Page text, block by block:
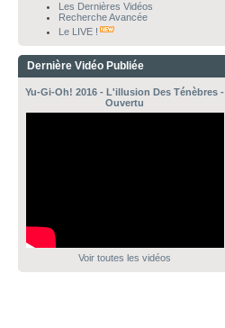
Les Dernières Vidéos
Recherche Avancée
Le LIVE !
Dernière Vidéo Publiée
Yu-Gi-Oh! 2016 - L'illusion Des Ténèbres -
Ouvertu
Voir toutes les vidéos